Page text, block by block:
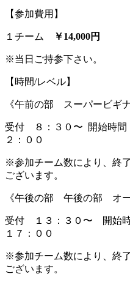
【参加費用】
１チーム ￥14,000円
※当日ご持参下さい。
【時間/レベル】
《午前の部 スーパービギナ
受付 ８：３０〜 開始時
２：００
※参加チーム数により、終
ございます。
《午後の部 午後の部 オー
受付 １３：３０〜 開始
１７：００
※参加チーム数により、終
ございます。